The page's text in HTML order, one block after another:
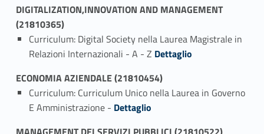
DIGITALIZATION,INNOVATION AND MANAGEMENT
(21810365)
Curriculum: Digital Society nella Laurea Magistrale in
Relazioni Internazionali - A - Z Link identifier #identifier_person_46349-1
Dettaglio
ECONOMIA AZIENDALE (21810454)
Curriculum: Curriculum Unico nella Laurea in Governo
E Amministrazione - Link identifier #identifier_person_6186-1
Dettaglio